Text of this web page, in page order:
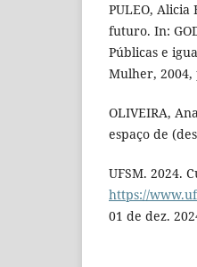
PULEO,
futuro. In:
Públicas e
Mulher, 2004,
OLIVEIRA,
espaço de
UFSM. 2024.
https://
01 de dez.